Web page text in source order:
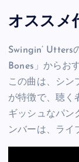
オススメ
Swingin’ Utters
Bones」からお
この曲は、シン
が特徴で、聴く
ギッシュなパン
ンバーは、ライ